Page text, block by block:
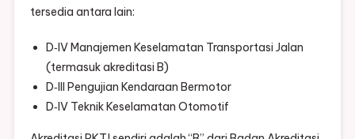
tersedia antara lain:
D‐IV Manajemen Keselamatan Transportasi Jalan
(termasuk akreditasi B)
D‐III Pengujian Kendaraan Bermotor
D‐IV Teknik Keselamatan Otomotif